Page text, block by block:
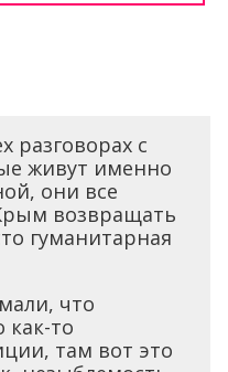
разговорах с
живут именно
они все
возвращать
гуманитарная
что
как-то
там вот это